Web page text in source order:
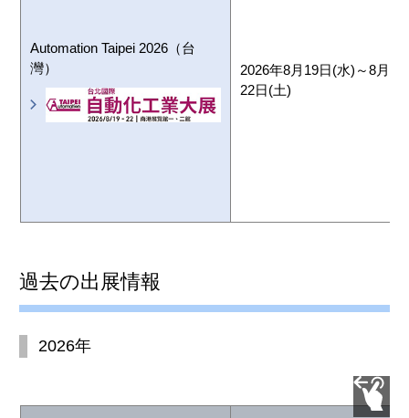
Automation Taipei 2026（台
灣）
2026年8月19日(水)～8月
22日(土)
過去の出展情報
2026年